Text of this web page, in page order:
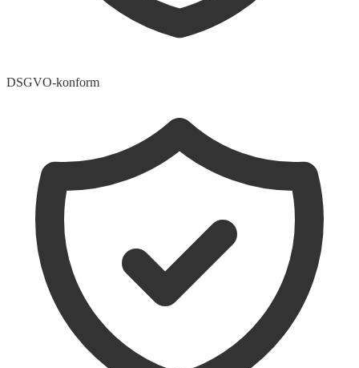
DSGVO-konform